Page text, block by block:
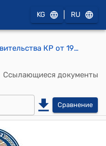
KG RU
Постановление Правительства КР от 19 сентября 2019 года № 493 "О национальном механизме перенаправления жертв торговли людьми в Кыргызской Республике"
Ссылающиеся документы
Сравнение